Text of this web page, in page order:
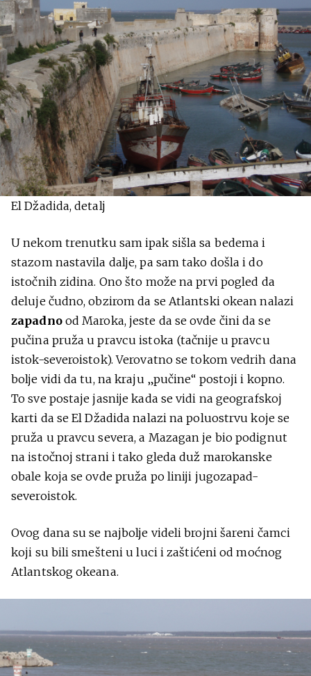
El Džadida, detalj
U nekom trenutku sam ipak sišla sa bedema i
stazom nastavila dalje, pa sam tako došla i do
istočnih zidina. Ono što može na prvi pogled da
deluje čudno, obzirom da se Atlantski okean nalazi
zapadnood Maroka, jeste da se ovde čini da se
pučina pruža u pravcu istoka (tačnije u pravcu
istok-severoistok). Verovatno se tokom vedrih dana
bolje vidi da tu, na kraju „pučine“ postoji i kopno.
To sve postaje jasnije kada se vidi na geografskoj
karti da se El Džadida nalazi na poluostrvu koje se
pruža u pravcu severa, a Mazagan je bio podignut
na istočnoj strani i tako gleda duž marokanske
obale koja se ovde pruža po liniji jugozapad-
severoistok.
Ovog dana su se najbolje videli brojni šareni čamci
koji su bili smešteni u luci i zaštićeni od moćnog
Atlantskog okeana.